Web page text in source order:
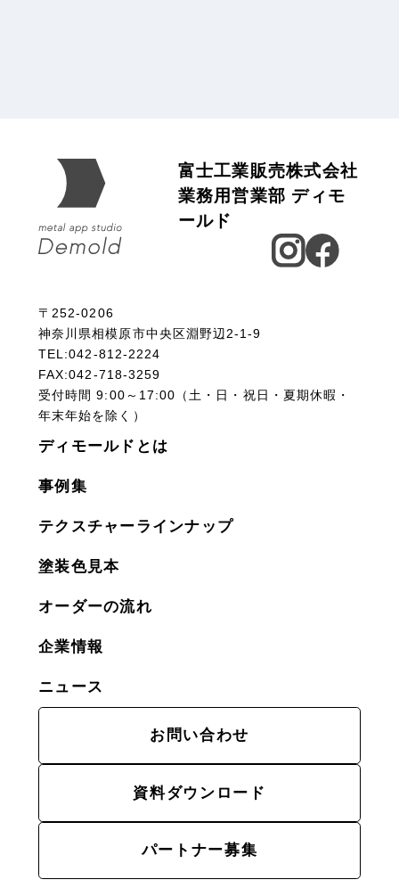
富士工業販売株式会社
業務用営業部 ディモ
ールド
〒252-0206
神奈川県相模原市中央区淵野辺2-1-9
TEL:042-812-2224
FAX:042-718-3259
受付時間 9:00～17:00（土・日・祝日・夏期休暇・
年末年始を除く）
ディモールドとは
事例集
テクスチャーラインナップ
塗装色見本
オーダーの流れ
企業情報
ニュース
お問い合わせ
資料ダウンロード
パートナー募集